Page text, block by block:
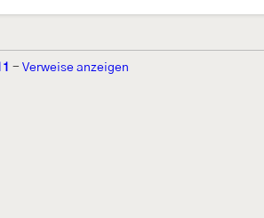
- Verweise anzeigen